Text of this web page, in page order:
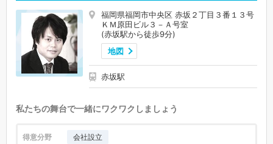
福岡県福岡市中央区 赤坂２丁目３番１３号
ＫＭ原田ビル３－Ａ号室
(赤坂駅から徒歩9分)
地図
赤坂駅
私たちの舞台で一緒にワクワクしましょう
得意分野 会社設立